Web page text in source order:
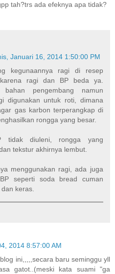
tah?trs ada efeknya apa tidak?
Januari 16, 2014 1:50:00 PM
kegunaannya ragi di resep
ragi dan BP beda ya.
bahan pengembang namun
digunakan untuk roti, dimana
gas karbon terperangkap di
rongga yang besar.
tidak diuleni, rongga yang
tekstur akhirnya lembut.
menggunakan ragi, ada juga
seperti soda bread cuman
keras.
2014 8:57:00 AM
ini,,,,,secara baru seminggu yll
gatot..(meski kata suami "ga